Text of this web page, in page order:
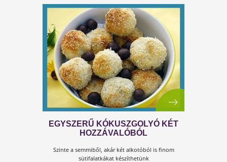
ILLATOS, EGÉSZSÉGES
Mézeskalács kisokos - puha, illatos, egészséges